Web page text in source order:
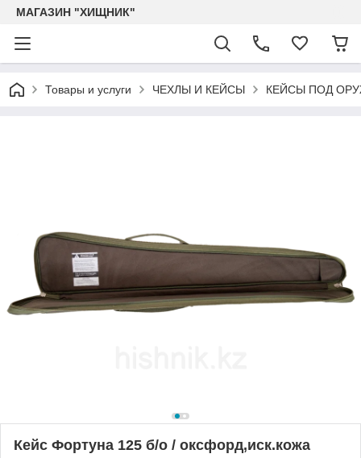
МАГАЗИН "ХИЩНИК"
Товары и услуги ЧЕХЛЫ И КЕЙСЫ КЕЙСЫ ПОД
Кейс Фортуна 125 б/о / оксфорд,иск.кожа